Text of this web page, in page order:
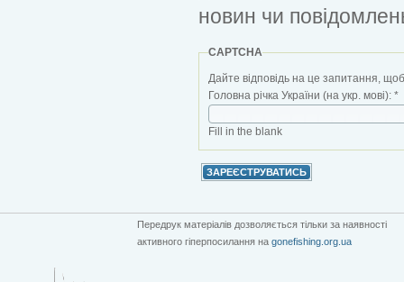
новин чи
CAPTCHA
Дайте відповідь на це запитання,
Головна річка України (на укр. мові): *
Fill in the blank
Передрук матеріалів дозволяється тільки за наявності
активного гіперпосилання на gonefishing.org.ua